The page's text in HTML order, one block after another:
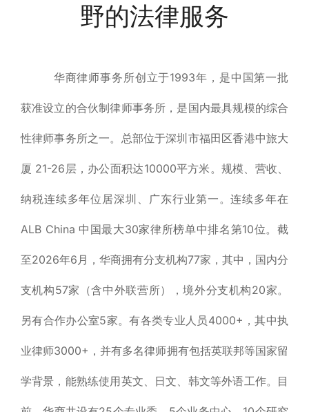
野的法律服务
华商律师事务所创立于1993年，是中国第一批
获准设立的合伙制律师事务所，是国内最具规模的综合
性律师事务所之一。总部位于深圳市福田区香港中旅大
厦 21-26层，办公面积达10000平方米。规模、营收、
纳税连续多年位居深圳、广东行业第一。连续多年在
ALB China 中国最大30家律所榜单中排名第10位。截
至2026年6月，华商拥有分支机构77家，其中，国内分
支机构57家（含中外联营所），境外分支机构20家。
另有合作办公室5家。有各类专业人员4000+，其中执
业律师3000+，并有多名律师拥有包括英联邦等国家留
学背景，能熟练使用英文、日文、韩文等外语工作。目